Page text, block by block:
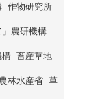
作物研究所
農研機構
構 畜産草地
林水産省 草